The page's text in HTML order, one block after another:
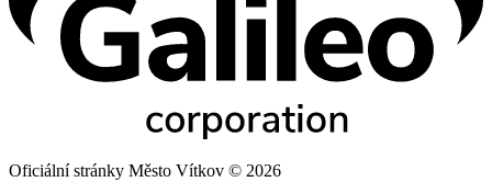
Oficiální stránky Město Vítkov © 2026